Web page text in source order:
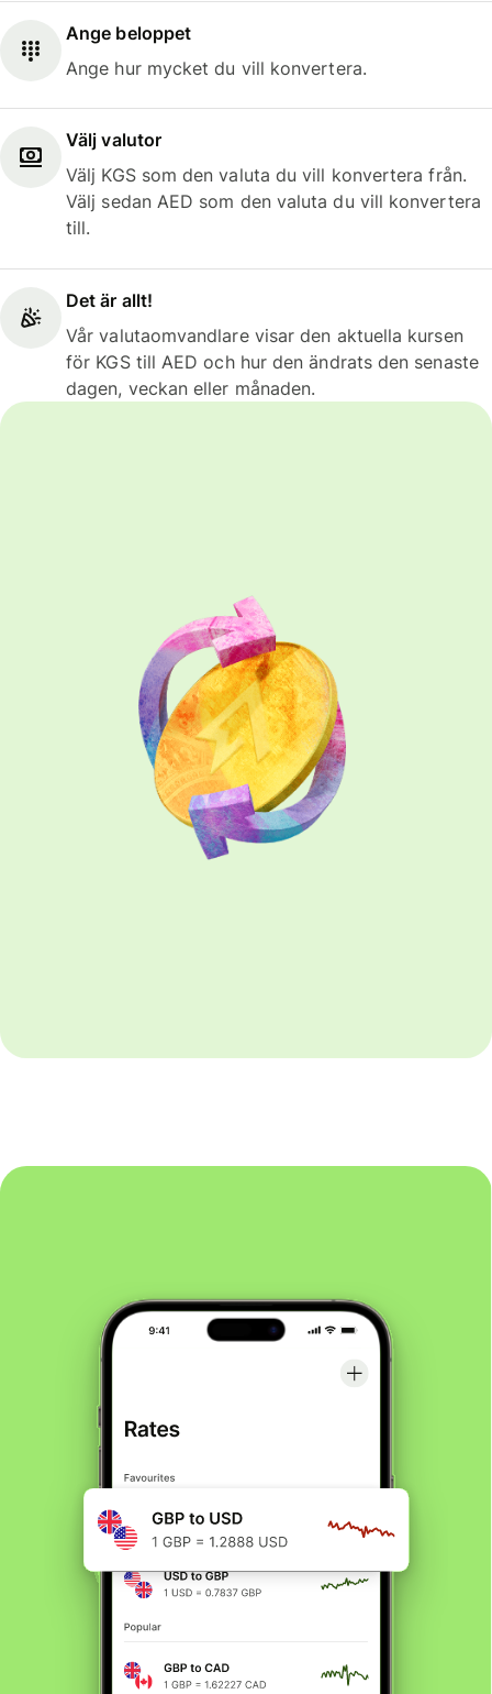
Ange beloppet
Ange hur mycket du vill konvertera.
Välj valutor
Välj KGS som den valuta du vill konvertera från.
Välj sedan AED som den valuta du vill konvertera
till.
Det är allt!
Vår valutaomvandlare visar den aktuella kursen
för KGS till AED och hur den ändrats den senaste
dagen, veckan eller månaden.